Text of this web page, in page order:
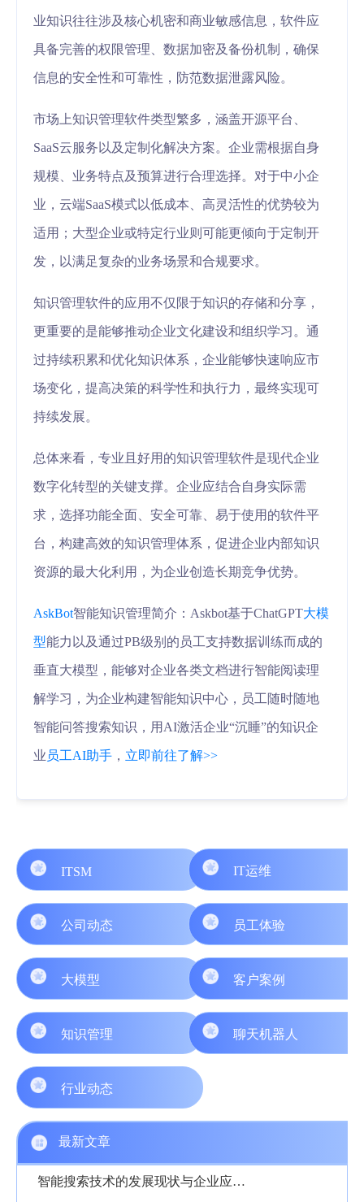
业知识往往涉及核心机密和商业敏感信息，软件应
具备完善的权限管理、数据加密及备份机制，确保
信息的安全性和可靠性，防范数据泄露风险。
市场上知识管理软件类型繁多，涵盖开源平台、
SaaS云服务以及定制化解决方案。企业需根据自身
规模、业务特点及预算进行合理选择。对于中小企
业，云端SaaS模式以低成本、高灵活性的优势较为
适用；大型企业或特定行业则可能更倾向于定制开
发，以满足复杂的业务场景和合规要求。
知识管理软件的应用不仅限于知识的存储和分享，
更重要的是能够推动企业文化建设和组织学习。通
过持续积累和优化知识体系，企业能够快速响应市
场变化，提高决策的科学性和执行力，最终实现可
持续发展。
总体来看，专业且好用的知识管理软件是现代企业
数字化转型的关键支撑。企业应结合自身实际需
求，选择功能全面、安全可靠、易于使用的软件平
台，构建高效的知识管理体系，促进企业内部知识
资源的最大化利用，为企业创造长期竞争优势。
AskBot智能知识管理简介：Askbot基于ChatGPT大模
型能力以及通过PB级别的员工支持数据训练而成的
垂直大模型，能够对企业各类文档进行智能阅读理
解学习，为企业构建智能知识中心，员工随时随地
智能问答搜索知识，用AI激活企业“沉睡”的知识企
业 员工AI助手 ， 立即前往了解>>
ITSM IT运维
公司动态 员工体验
大模型 客户案例
知识管理 聊天机器人
行业动态
最新文章
智能搜索技术的发展现状与企业应用前景解析